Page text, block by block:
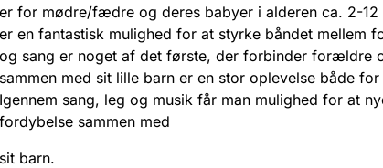
er for mødre/fædre og deres babyer i alderen ca. 2-12
er en fantastisk mulighed for at styrke båndet mellem
og sang er noget af det første, der forbinder forældre
sammen med sit lille barn er en stor oplevelse både
Igennem sang, leg og musik får man mulighed for at
fordybelse sammen med
sit barn.